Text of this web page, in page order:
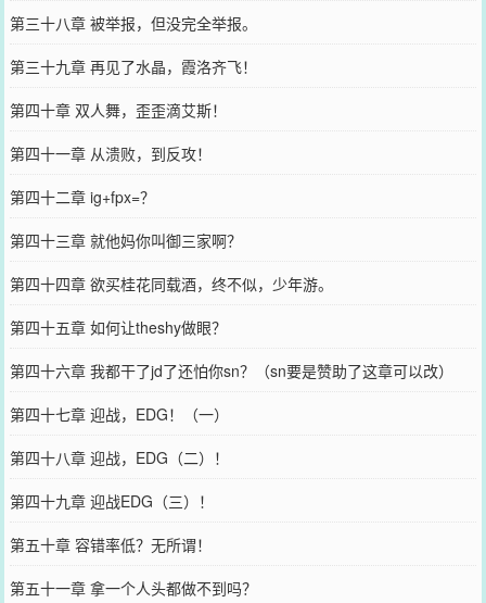
第三十八章 被举报，但没完全举报。
第三十九章 再见了水晶，霞洛齐飞！
第四十章 双人舞，歪歪滴艾斯！
第四十一章 从溃败，到反攻！
第四十二章 ig+fpx=？
第四十三章 就他妈你叫御三家啊？
第四十四章 欲买桂花同载酒，终不似，少年游。
第四十五章 如何让theshy做眼？
第四十六章 我都干了jd了还怕你sn？（sn要是赞助了这章可以改）
第四十七章 迎战，EDG！（一）
第四十八章 迎战，EDG（二）！
第四十九章 迎战EDG（三）！
第五十章 容错率低？无所谓！
第五十一章 拿一个人头都做不到吗？